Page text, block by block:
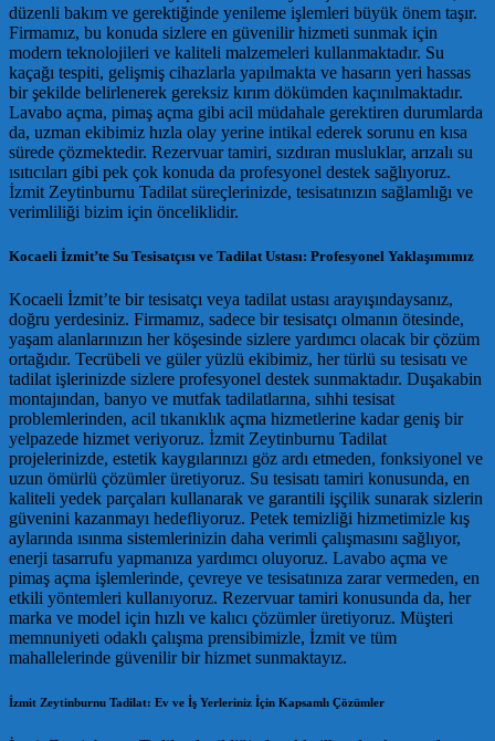
düzenli bakım ve gerektiğinde yenileme işlemleri büyük önem taşır.
Firmamız, bu konuda sizlere en güvenilir hizmeti sunmak için
modern teknolojileri ve kaliteli malzemeleri kullanmaktadır. Su
kaçağı tespiti, gelişmiş cihazlarla yapılmakta ve hasarın yeri hassas
bir şekilde belirlenerek gereksiz kırım dökümden kaçınılmaktadır.
Lavabo açma, pimaş açma gibi acil müdahale gerektiren durumlarda
da, uzman ekibimiz hızla olay yerine intikal ederek sorunu en kısa
sürede çözmektedir. Rezervuar tamiri, sızdıran musluklar, arızalı su
ısıtıcıları gibi pek çok konuda da profesyonel destek sağlıyoruz.
İzmit Zeytinburnu Tadilat süreçlerinizde, tesisatınızın sağlamlığı ve
verimliliği bizim için önceliklidir.
Kocaeli İzmit’te Su Tesisatçısı ve Tadilat Ustası: Profesyonel Yaklaşımımız
Kocaeli İzmit’te bir tesisatçı veya tadilat ustası arayışındaysanız,
doğru yerdesiniz. Firmamız, sadece bir tesisatçı olmanın ötesinde,
yaşam alanlarınızın her köşesinde sizlere yardımcı olacak bir çözüm
ortağıdır. Tecrübeli ve güler yüzlü ekibimiz, her türlü su tesisatı ve
tadilat işlerinizde sizlere profesyonel destek sunmaktadır. Duşakabin
montajından, banyo ve mutfak tadilatlarına, sıhhi tesisat
problemlerinden, acil tıkanıklık açma hizmetlerine kadar geniş bir
yelpazede hizmet veriyoruz. İzmit Zeytinburnu Tadilat
projelerinizde, estetik kaygılarınızı göz ardı etmeden, fonksiyonel ve
uzun ömürlü çözümler üretiyoruz. Su tesisatı tamiri konusunda, en
kaliteli yedek parçaları kullanarak ve garantili işçilik sunarak sizlerin
güvenini kazanmayı hedefliyoruz. Petek temizliği hizmetimizle kış
aylarında ısınma sistemlerinizin daha verimli çalışmasını sağlıyor,
enerji tasarrufu yapmanıza yardımcı oluyoruz. Lavabo açma ve
pimaş açma işlemlerinde, çevreye ve tesisatınıza zarar vermeden, en
etkili yöntemleri kullanıyoruz. Rezervuar tamiri konusunda da, her
marka ve model için hızlı ve kalıcı çözümler üretiyoruz. Müşteri
memnuniyeti odaklı çalışma prensibimizle, İzmit ve tüm
mahallelerinde güvenilir bir hizmet sunmaktayız.
İzmit Zeytinburnu Tadilat: Ev ve İş Yerleriniz İçin Kapsamlı Çözümler